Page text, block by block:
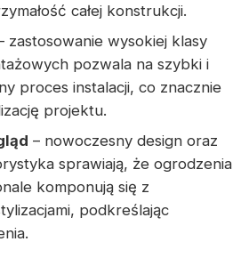
całej konstrukcji.
zastosowanie wysokiej klasy
pozwala na szybki i
proces instalacji, co znacznie
projektu.
– nowoczesny design oraz
sprawiają, że ogrodzenia
komponują się z
podkreślając